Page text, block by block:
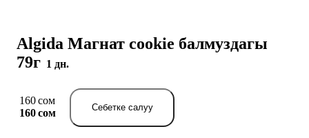
Algida Магнат cookie балмуздагы
79г 1 дн.
160 сом
160 сом
Себетке салуу